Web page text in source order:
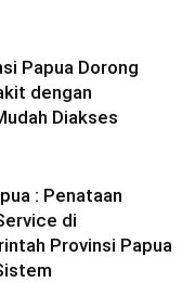
Papua Dorong
dengan
Diakses
: Penataan
di
Provinsi Papua